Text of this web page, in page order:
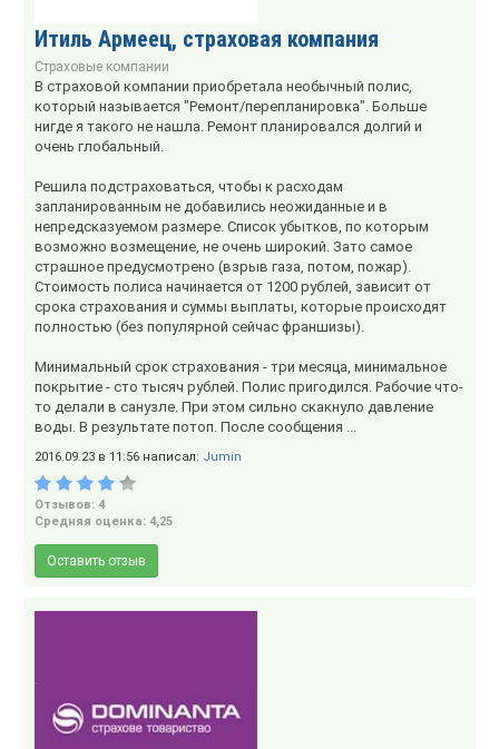
Итиль Армеец, страховая компания
Страховые компании
В страховой компании приобретала необычный полис,
который называется "Ремонт/перепланировка". Больше
нигде я такого не нашла. Ремонт планировался долгий и
очень глобальный.
Решила подстраховаться, чтобы к расходам
запланированным не добавились неожиданные и в
непредсказуемом размере. Список убытков, по которым
возможно возмещение, не очень широкий. Зато самое
страшное предусмотрено (взрыв газа, потом, пожар).
Стоимость полиса начинается от 1200 рублей, зависит от
срока страхования и суммы выплаты, которые происходят
полностью (без популярной сейчас франшизы).
Минимальный срок страхования - три месяца, минимальное
покрытие - сто тысяч рублей. Полис пригодился. Рабочие что-
то делали в санузле. При этом сильно скакнуло давление
воды. В результате потоп. После сообщения ...
2016.09.23 в 11:56 написал: Jumin
Отзывов: 4
Средняя оценка: 4,25
Оставить отзыв